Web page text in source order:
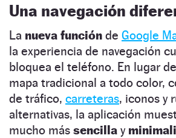
Una navegación
La nueva función de Google
la experiencia de navegación
bloquea el teléfono. En lugar
mapa tradicional a todo color,
de tráfico, carreteras, iconos y
alternativas, la aplicación
mucho más sencilla y